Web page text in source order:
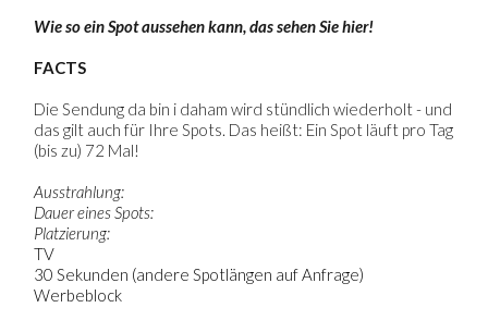
Wie so ein Spot aussehen kann, das sehen Sie hier!
FACTS
Die Sendung da bin i daham wird stündlich wiederholt - und
das gilt auch für Ihre Spots. Das heißt: Ein Spot läuft pro Tag
(bis zu) 72 Mal!
Ausstrahlung:
Dauer eines Spots:
Platzierung:
TV
30 Sekunden (andere Spotlängen auf Anfrage)
Werbeblock